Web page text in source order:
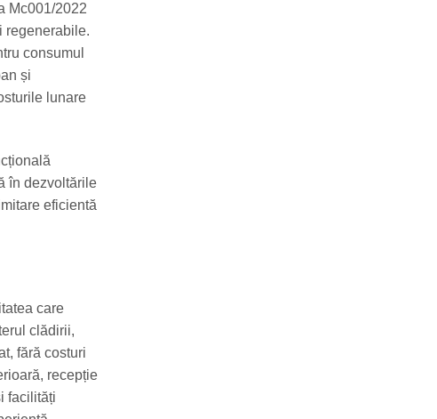
Mc001/2022
regenerabile.
consumul
și
lunare
în dezvoltările
eficientă
care
clădirii,
fără costuri
recepție
facilități